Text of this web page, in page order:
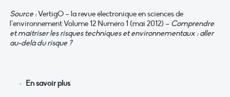
Source :VertigO – la revue électronique en sciences de
l’environnement Volume 12 Numéro 1 (mai 2012) – Comprendre
et maitriser les risques techniques et environnementaux : aller
au-delà du risque ?
En savoir plus